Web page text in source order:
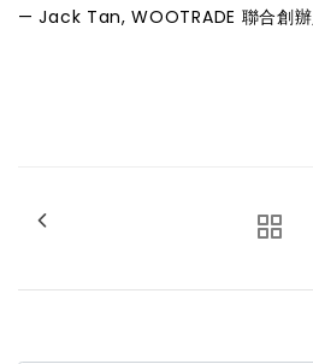
— Jack Tan, WOOTRADE 聯合創